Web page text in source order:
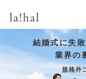
結婚式に失
業界の
規格外